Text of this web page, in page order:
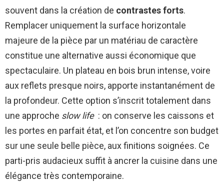
souvent dans la création de contrastes forts.
Remplacer uniquement la surface horizontale
majeure de la pièce par un matériau de caractère
constitue une alternative aussi économique que
spectaculaire. Un plateau en bois brun intense, voire
aux reflets presque noirs, apporte instantanément de
la profondeur. Cette option s’inscrit totalement dans
une approche slow life: on conserve les caissons et
les portes en parfait état, et l’on concentre son budget
sur une seule belle pièce, aux finitions soignées. Ce
parti-pris audacieux suffit à ancrer la cuisine dans une
élégance très contemporaine.